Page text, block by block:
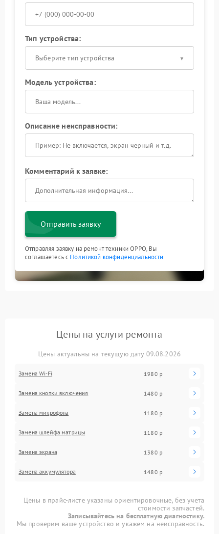
Тип устройства:
Выберите тип устройства
Модель устройства:
Описание неисправности:
Комментарий к заявке:
Отправить заявку
Отправляя заявку на ремонт техники OPPO, Вы
соглашаетесь с Политикой конфиденциальности
Цены на услуги ремонта
Цены актуальны на текущую дату 09.08.2026
Замена Wi-Fi 1980 р
Замена кнопки включения 1480 р
Замена микрофона 1180 р
Замена шлейфа матрицы 1180 р
Замена экрана 1380 р
Замена аккумулятора 1480 р
Цены в прайс-листе указаны ориентировочные, без учета
стоимости запчастей.
Записывайтесь на бесплатную диагностику.
Мы проверим ваше устройство и укажем на неисправность.